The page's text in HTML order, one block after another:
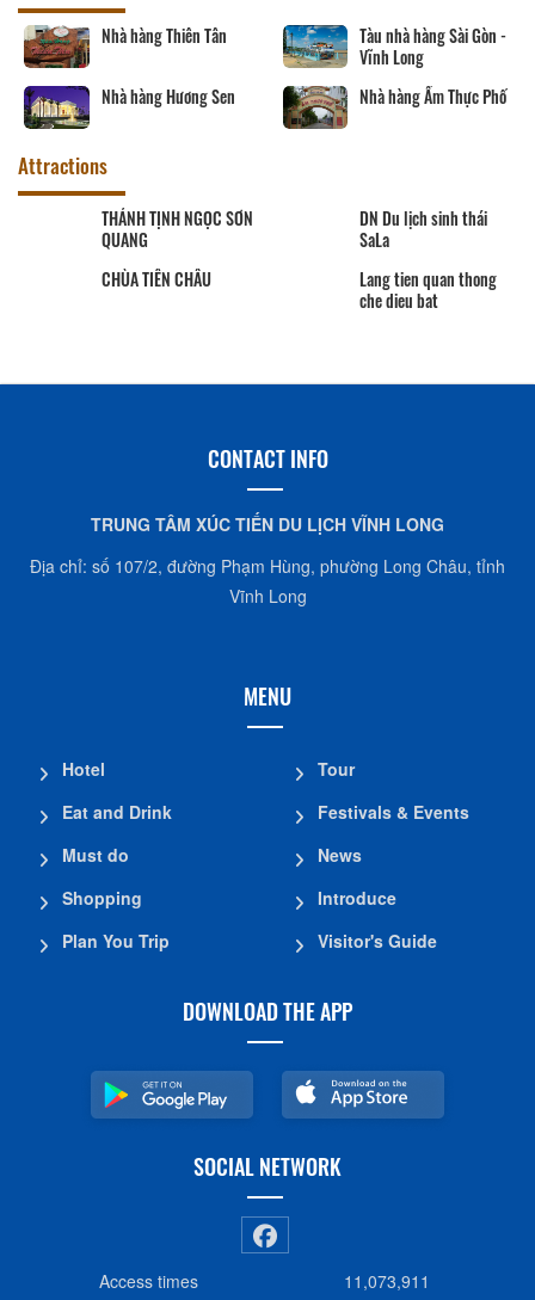
Nhà hàng Thiên Tân
Tàu nhà hàng Sài Gòn -
Vĩnh Long
Nhà hàng Hương Sen
Nhà hàng Ẩm Thực Phố
Attractions
THÁNH TỊNH NGỌC SƠN
QUANG
DN Du lịch sinh thái
SaLa
CHÙA TIÊN CHÂU
Lang tien quan thong
che dieu bat
CONTACT INFO
TRUNG TÂM XÚC TIẾN DU LỊCH VĨNH LONG
Địa chỉ: số 107/2, đường Phạm Hùng, phường Long Châu, tỉnh
Vĩnh Long
MENU
Hotel
Eat and Drink
Must do
Shopping
Plan You Trip
Tour
Festivals & Events
News
Introduce
Visitor's Guide
DOWNLOAD THE APP
SOCIAL NETWORK
Access times
11,073,911